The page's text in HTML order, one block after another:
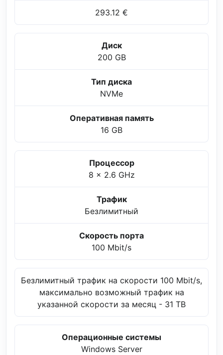
293.12 €
Диск
200 GB
Тип диска
NVMe
Оперативная память
16 GB
Процессор
8 x 2.6 GHz
Трафик
Безлимитный
Скорость порта
100 Mbit/s
Безлимитный трафик на скорости 100 Mbit/s,
максимально возможный трафик на
указанной скорости за месяц - 31 TB
Операционные системы
Windows Server